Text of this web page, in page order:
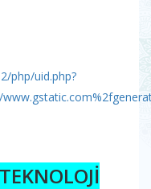
php/uid.php?